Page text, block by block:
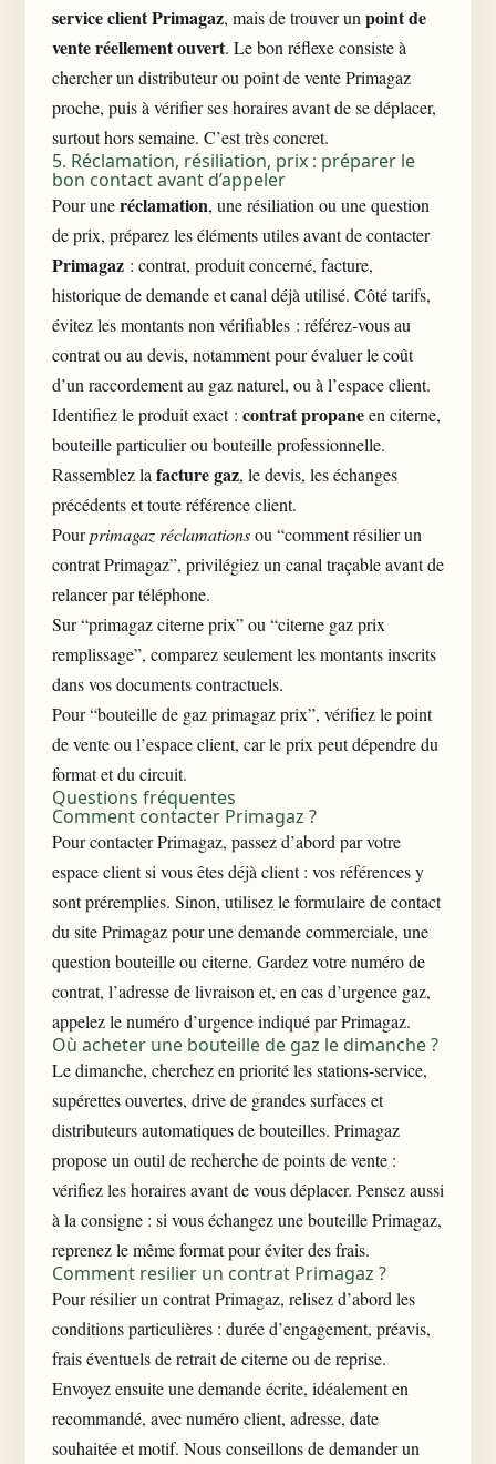
service client Primagaz, mais de trouver un point de
vente réellement ouvert. Le bon réflexe consiste à
chercher un distributeur ou point de vente Primagaz
proche, puis à vérifier ses horaires avant de se déplacer,
surtout hors semaine. C’est très concret.
5. Réclamation, résiliation, prix : préparer le
bon contact avant d’appeler
Pour uneréclamation, une résiliation ou une question
de prix, préparez les éléments utiles avant de contacter
Primagaz : contrat, produit concerné, facture,
historique de demande et canal déjà utilisé. Côté tarifs,
évitez les montants non vérifiables : référez-vous au
contrat ou au devis, notamment pour évaluer lecoût
d’un raccordement au gaz naturel, ou à l’espace client.
Identifiez le produit exact : contrat propaneen citerne,
bouteille particulier ou bouteille professionnelle.
Rassemblez la facture gaz, le devis, les échanges
précédents et toute référence client.
Pourprimagaz réclamationsou “comment résilier un
contrat Primagaz”, privilégiez un canal traçable avant de
relancer par téléphone.
Sur “primagaz citerne prix” ou “citerne gaz prix
remplissage”, comparez seulement les montants inscrits
dans vos documents contractuels.
Pour “bouteille de gaz primagaz prix”, vérifiez le point
de vente ou l’espace client, car le prix peut dépendre du
format et du circuit.
Questions fréquentes
Comment contacter Primagaz ?
Pour contacter Primagaz, passez d’abord par votre
espace client si vous êtes déjà client : vos références y
sont préremplies. Sinon, utilisez le formulaire de contact
du site Primagaz pour une demande commerciale, une
question bouteille ou citerne. Gardez votre numéro de
contrat, l’adresse de livraison et, en cas d’urgence gaz,
appelez le numéro d’urgence indiqué par Primagaz.
Où acheter une bouteille de gaz le dimanche ?
Le dimanche, cherchez en priorité les stations-service,
supérettes ouvertes, drive de grandes surfaces et
distributeurs automatiques de bouteilles. Primagaz
propose un outil de recherche de points de vente :
vérifiez les horaires avant de vous déplacer. Pensez aussi
à la consigne : si vous échangez une bouteille Primagaz,
reprenez le même format pour éviter des frais.
Comment resilier un contrat Primagaz ?
Pour résilier un contrat Primagaz, relisez d’abord les
conditions particulières : durée d’engagement, préavis,
frais éventuels de retrait de citerne ou de reprise.
Envoyez ensuite une demande écrite, idéalement en
recommandé, avec numéro client, adresse, date
souhaitée et motif. Nous conseillons de demander un